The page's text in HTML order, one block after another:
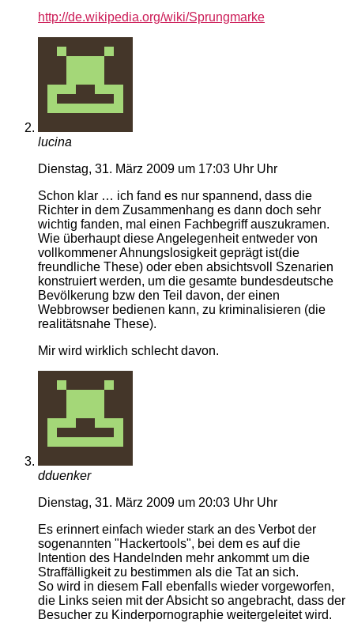
http://de.wikipedia.org/wiki/Sprungmarke
lucina
Dienstag, 31. März 2009 um 17:03 Uhr Uhr
Schon klar … ich fand es nur spannend, dass die
Richter in dem Zusammenhang es dann doch sehr
wichtig fanden, mal einen Fachbegriff auszukramen.
Wie überhaupt diese Angelegenheit entweder von
vollkommener Ahnungslosigkeit geprägt ist(die
freundliche These) oder eben absichtsvoll Szenarien
konstruiert werden, um die gesamte bundesdeutsche
Bevölkerung bzw den Teil davon, der einen
Webbrowser bedienen kann, zu kriminalisieren (die
realitätsnahe These).
Mir wird wirklich schlecht davon.
dduenker
Dienstag, 31. März 2009 um 20:03 Uhr Uhr
Es erinnert einfach wieder stark an des Verbot der
sogenannten "Hackertools", bei dem es auf die
Intention des Handelnden mehr ankommt um die
Straffälligkeit zu bestimmen als die Tat an sich.
So wird in diesem Fall ebenfalls wieder vorgeworfen,
die Links seien mit der Absicht so angebracht, dass der
Besucher zu Kinderpornographie weitergeleitet wird.